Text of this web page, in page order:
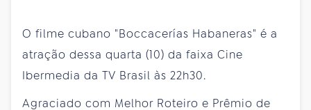
O filme cubano "Boccacerías Habaneras" é a
atração dessa quarta (10) da faixa Cine
Ibermedia da TV Brasil às 22h30.
Agraciado com Melhor Roteiro e Prêmio de